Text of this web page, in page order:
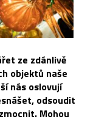
ze zdánlivě
objektů naše
nás oslovují
odsoudit
Mohou